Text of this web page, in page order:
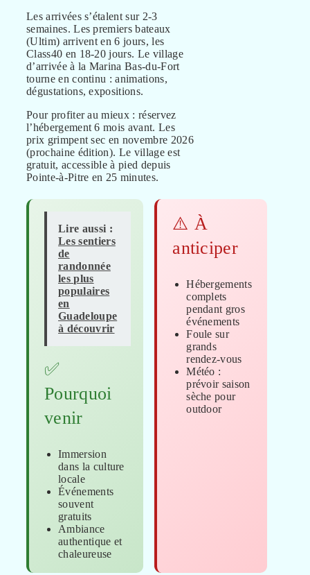
Les arrivées s’étalent sur 2-3
semaines. Les premiers bateaux
(Ultim) arrivent en 6 jours, les
Class40 en 18-20 jours. Le village
d’arrivée à la Marina Bas-du-Fort
tourne en continu : animations,
dégustations, expositions.
Pour profiter au mieux : réservez
l’hébergement 6 mois avant. Les
prix grimpent sec en novembre 2026
(prochaine édition). Le village est
gratuit, accessible à pied depuis
Pointe-à-Pitre en 25 minutes.
Lire aussi :
Les sentiers
de
randonnée
les plus
populaires
en
Guadeloupe
à découvrir
✅
Pourquoi
venir
Immersion
dans la culture
locale
Événements
souvent
gratuits
Ambiance
authentique et
chaleureuse
⚠️ À
anticiper
Hébergements
complets
pendant gros
événements
Foule sur
grands
rendez-vous
Météo :
prévoir saison
sèche pour
outdoor